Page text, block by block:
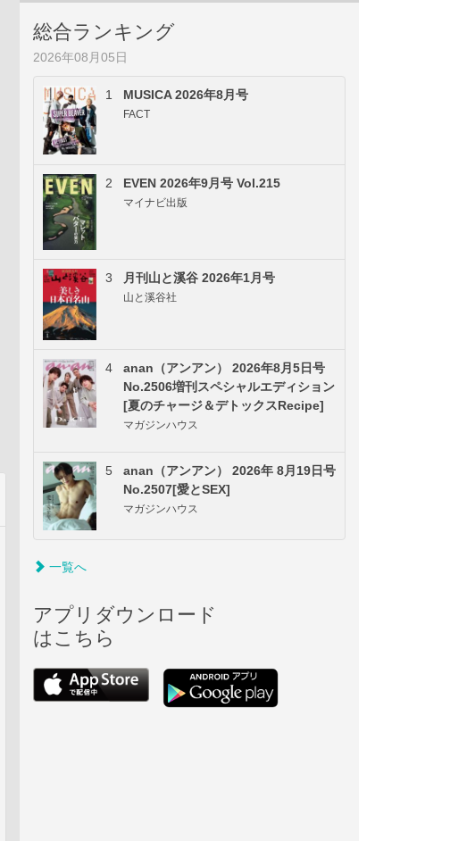
総合ランキング
2026年08月05日
1 MUSICA 2026年8月号
FACT
2 EVEN 2026年9月号 Vol.215
マイナビ出版
3 月刊山と溪谷 2026年1月号
山と溪谷社
4
anan（アンアン） 2026年8月5日号
No.2506増刊スペシャルエディション
[夏のチャージ＆デトックスRecipe]
マガジンハウス
5
anan（アンアン） 2026年 8月19日号
No.2507[愛とSEX]
マガジンハウス
一覧へ
アプリダウンロード
はこちら